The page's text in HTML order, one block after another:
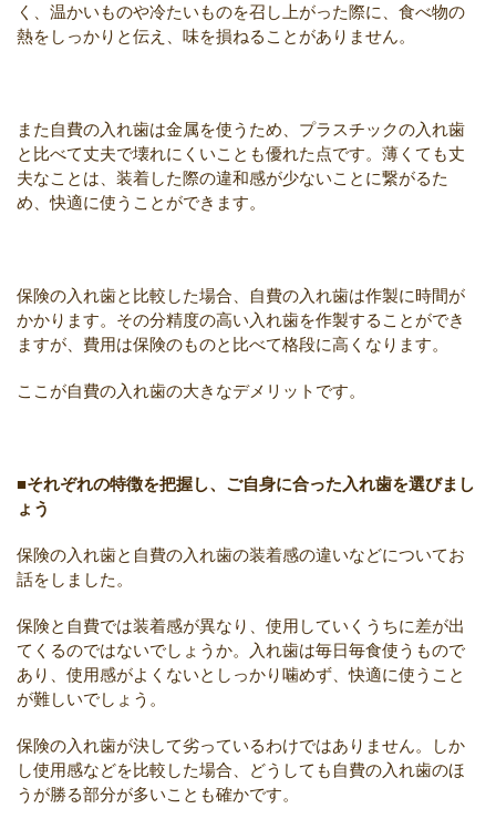
く、温かいものや冷たいものを召し上がった際に、食べ物の
熱をしっかりと伝え、味を損ねることがありません。
また自費の入れ歯は金属を使うため、プラスチックの入れ歯
と比べて丈夫で壊れにくいことも優れた点です。薄くても丈
夫なことは、装着した際の違和感が少ないことに繋がるた
め、快適に使うことができます。
保険の入れ歯と比較した場合、自費の入れ歯は作製に時間が
かかります。その分精度の高い入れ歯を作製することができ
ますが、費用は保険のものと比べて格段に高くなります。
ここが自費の入れ歯の大きなデメリットです。
■それぞれの特徴を把握し、ご自身に合った入れ歯を選びまし
ょう
保険の入れ歯と自費の入れ歯の装着感の違いなどについてお
話をしました。
保険と自費では装着感が異なり、使用していくうちに差が出
てくるのではないでしょうか。入れ歯は毎日毎食使うもので
あり、使用感がよくないとしっかり噛めず、快適に使うこと
が難しいでしょう。
保険の入れ歯が決して劣っているわけではありません。しか
し使用感などを比較した場合、どうしても自費の入れ歯のほ
うが勝る部分が多いことも確かです。